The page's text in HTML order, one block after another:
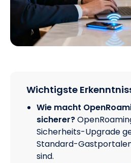
Wichtigste
Wie macht
sicherer?
Sicherheits-Upgrade
Standard-
sind.